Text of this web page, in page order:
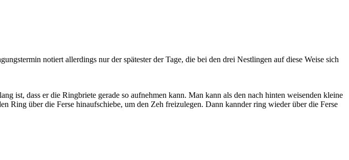
notiert allerdings nur der spätester der Tage, die bei den drei Nestlingen auf diese Weise sich
ist, dass er die Ringbriete gerade so aufnehmen kann. Man kann als den nach hinten weisenden kleine
über die Ferse hinaufschiebe, um den Zeh freizulegen. Dann kannder ring wieder über die Ferse